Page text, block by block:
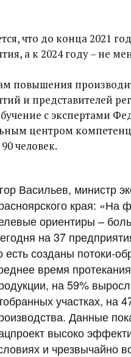
что до конца 2021
а к 2024 году – не
повышения
и представителей
с экспертами
центром
человек.
Васильев, министр
края: «На
ориентиры –
на 37
есть созданы потоки-
время
на 59%
участках, на
Данные
высоко
и чрезвычайно